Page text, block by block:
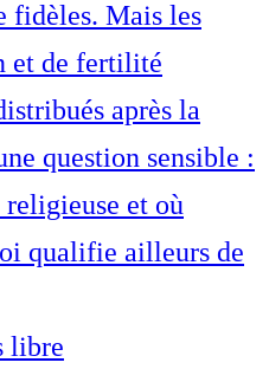
fidèles. Mais les
et de fertilité
après la
question sensible :
religieuse et où
qualifie ailleurs de
libre